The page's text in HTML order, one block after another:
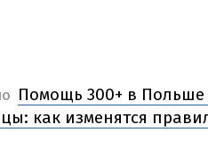
Помощь 300+ в Польше
как изменятся